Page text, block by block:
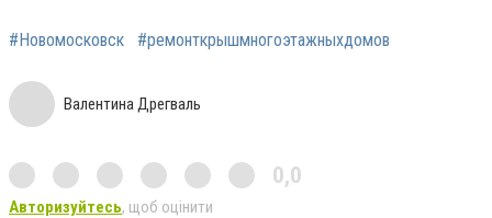
#Новомосковск #ремонткрышмногоэтажныхдомов
Валентина Дрегваль
0,0
Авторизуйтесь, щоб оцінити